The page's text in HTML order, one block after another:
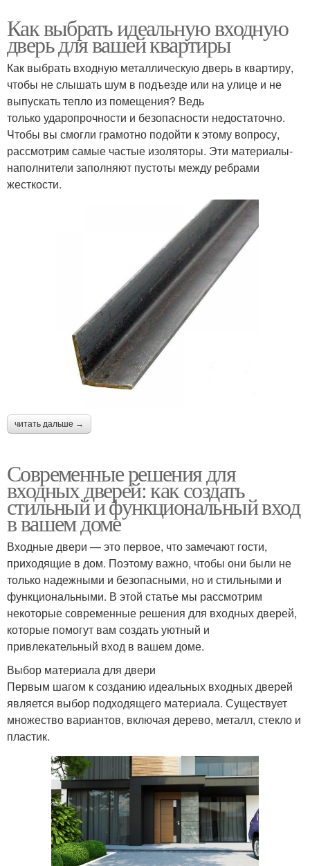
Как выбрать идеальную входную
дверь для вашей квартиры
Как выбрать входную металлическую дверь в квартиру,
чтобы не слышать шум в подъезде или на улице и не
выпускать тепло из помещения? Ведь
только ударопрочности и безопасности недостаточно.
Чтобы вы смогли грамотно подойти к этому вопросу,
рассмотрим самые частые изоляторы. Эти материалы-
наполнители заполняют пустоты между ребрами
жесткости.
читать дальше →
Современные решения для
входных дверей: как создать
стильный и функциональный вход
в вашем доме
Входные двери — это первое, что замечают гости,
приходящие в дом. Поэтому важно, чтобы они были не
только надежными и безопасными, но и стильными и
функциональными. В этой статье мы рассмотрим
некоторые современные решения для входных дверей,
которые помогут вам создать уютный и
привлекательный вход в вашем доме.
Выбор материала для двери
Первым шагом к созданию идеальных входных дверей
является выбор подходящего материала. Существует
множество вариантов, включая дерево, металл, стекло и
пластик.